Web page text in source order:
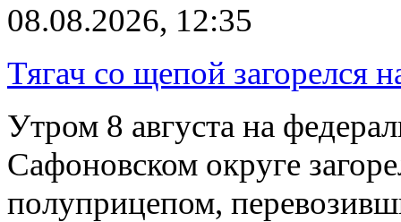
08.08.2026, 12:35
Тягач со щепой загорелся
Утром 8 августа на
Сафоновском округе
полуприцепом,